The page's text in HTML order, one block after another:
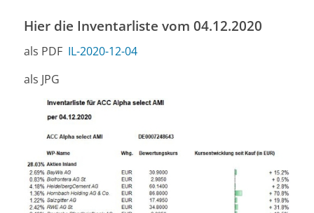
Hier die Inventarliste vom 04.12.2020
als PDF IL-2020-12-04
als JPG